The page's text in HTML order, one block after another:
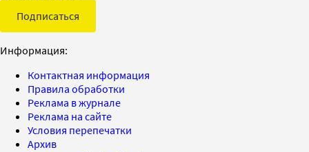
Подписаться
Информация:
Контактная информация
Правила обработки
Реклама в журнале
Реклама на сайте
Условия перепечатки
Архив